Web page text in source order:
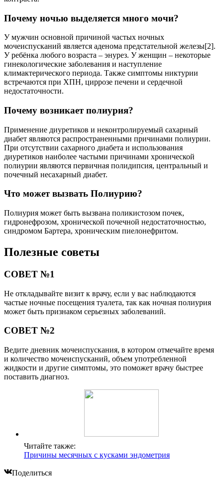
Почему ночью выделяется много мочи?
У мужчин основной причиной частых ночных
мочеиспусканий является аденома предстательной железы[2].
У ребёнка любого возраста – энурез. У женщин – некоторые
гинекологические заболевания и наступление
климактерического периода. Также симптомы никтурии
встречаются при ХПН, циррозе печени и сердечной
недостаточности.
Почему возникает полиурия?
Применение диуретиков и неконтролируемый сахарный
диабет являются распространенными причинами полиурии.
При отсутствии сахарного диабета и использования
диуретиков наиболее частыми причинами хронической
полиурии являются первичная полидипсия, центральный и
почечный несахарный диабет.
Что может вызвать Полиурию?
Полиурия может быть вызвана поликистозом почек,
гидронефрозом, хронической почечной недостаточностью,
синдромом Бартера, хроническим пиелонефритом.
Полезные советы
СОВЕТ №1
Не откладывайте визит к врачу, если у вас наблюдаются
частые ночные посещения туалета, так как ночная полиурия
может быть признаком серьезных заболеваний.
СОВЕТ №2
Ведите дневник мочеиспускания, в котором отмечайте время
и количество мочеиспусканий, объем употребленной
жидкости и другие симптомы, это поможет врачу быстрее
поставить диагноз.
Читайте также:
Причины месячных с кусками эндометрия
Поделиться